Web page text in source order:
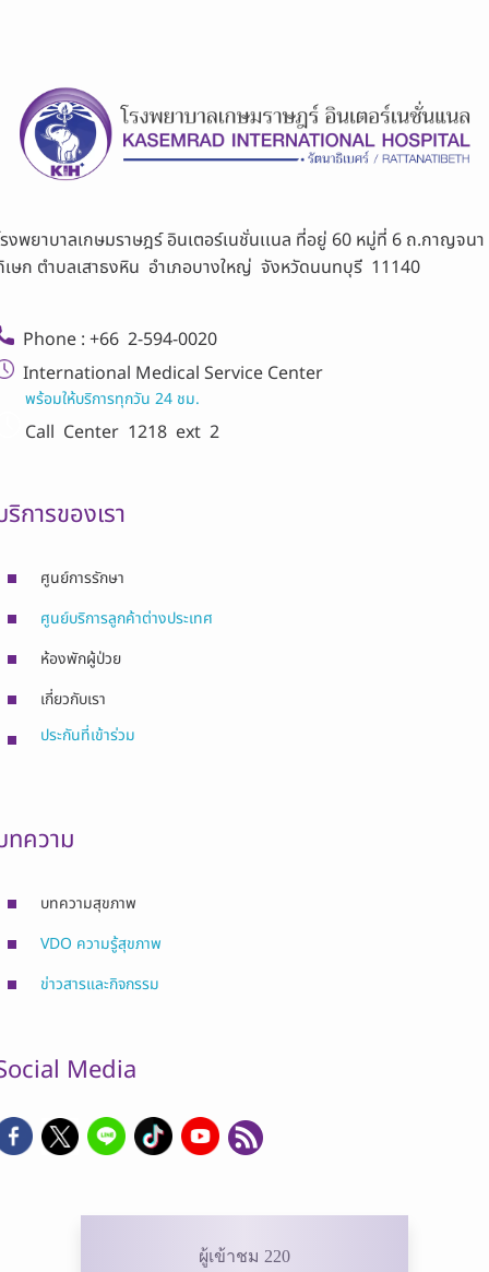
งพยาบาลเกษมราษฎร์ อินเตอร์เนชั่นเเนล ที่อยู่ 60 หมู่ที่ 6 ถ.กาญจนา
เษก ตำบลเสาธงหิน อำเภอบางใหญ่ จังหวัดนนทบุรี 11140
Phone : +66 2-594-0020
International Medical Service Center
ร้อมให้บริการทุกวัน 24 ชม.
Call Center 1218 ext 2
การของเรา
ศูนย์การรักษา
ศูนย์บริการลูกค้าต่างประเทศ
ห้องพักผู้ป่วย
เกี่ยวกับเรา
ประกันที่เข้าร่วม
ทความ
บทความสุขภาพ
VDO ความรู้สุขภาพ
ข่าวสารและกิจกรรม
Media
ผู้เข้าชม 220